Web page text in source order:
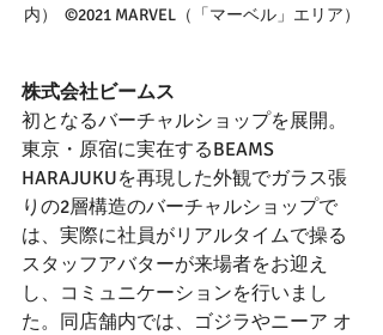
内）  ©2021 MARVEL（「マーベル」エリア）
株式会社ビームス
初となるバーチャルショップを展開。
東京・原宿に実在するBEAMS
HARAJUKUを再現した外観でガラス張
りの2層構造のバーチャルショップで
は、実際に社員がリアルタイムで操る
スタッフアバターが来場者をお迎え
し、コミュニケーションを行いまし
た。同店舗内では、ゴジラやニーア オ